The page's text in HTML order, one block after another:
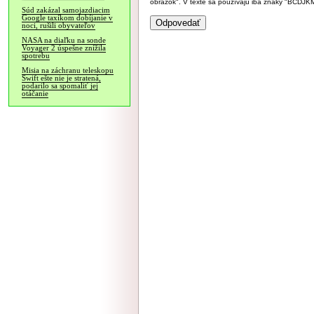
Súd zakázal samojazdiacim
Google taxíkom dobíjanie v
noci, rušili obyvateľov
NASA na diaľku na sonde
Voyager 2 úspešne znížila
spotrebu
Misia na záchranu teleskopu
Swift ešte nie je stratená,
podarilo sa spomaliť jej
otáčanie
obrázok". V texte sa používajú iba znaky